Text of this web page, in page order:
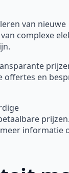
van nieuwe
complexe
offertes en
informatie